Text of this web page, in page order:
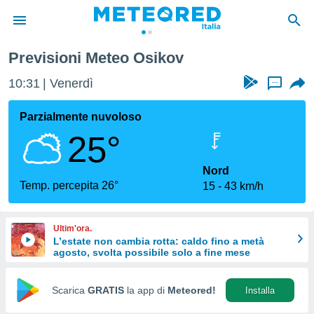
di
per
le
di
Web
Previsioni Meteo Osikov
10:31 Venerdì ...
Parzialmente nuvoloso
25°
Temp. percepita 26°
Nord
15
43 km/h
Ultim'ora.
L’estate non cambia rotta: caldo fino a metà
agosto, svolta possibile solo a fine mese
Scarica GRATIS la app di Meteored! Installa